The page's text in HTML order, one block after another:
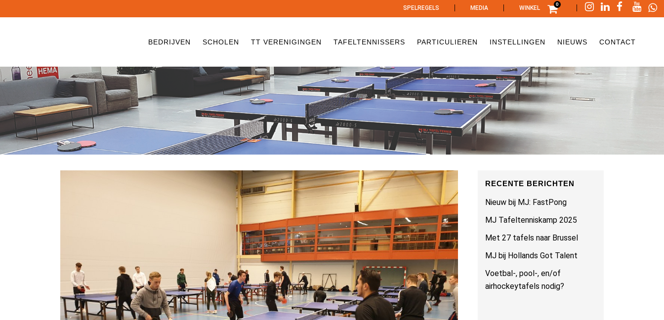
SPELREGELS | MEDIA | WINKEL
0 |
BEDRIJVEN SCHOLEN TT VERENIGINGEN TAFELTENNISSERS PARTICULIEREN INSTELLINGEN NIEUWS CONTACT
RECENTE BERICHTEN
Nieuw bij MJ: FastPong
MJ Tafeltenniskamp 2025
Met 27 tafels naar Brussel
MJ bij Hollands Got Talent
Voetbal-, pool-, en/of
airhockeytafels nodig?